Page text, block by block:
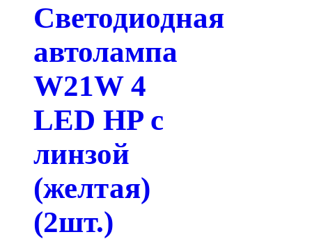
Светодиодная
автолампа
W21W 4
LED HP с
линзой
(желтая)
(2шт.)